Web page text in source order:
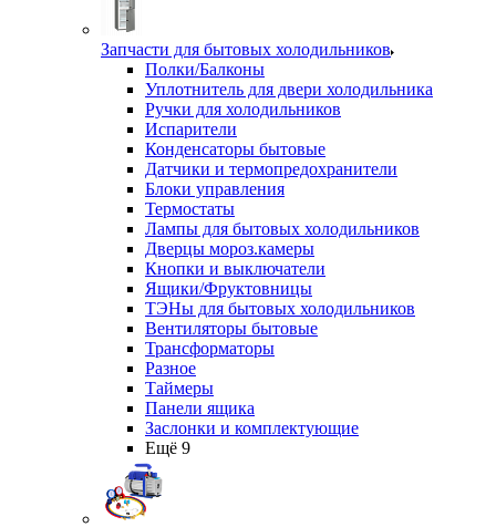
Запчасти для бытовых холодильников
Полки/Балконы
Уплотнитель для двери холодильника
Ручки для холодильников
Испарители
Конденсаторы бытовые
Датчики и термопредохранители
Блоки управления
Термостаты
Лампы для бытовых холодильников
Дверцы мороз.камеры
Кнопки и выключатели
Ящики/Фруктовницы
ТЭНы для бытовых холодильников
Вентиляторы бытовые
Трансформаторы
Разное
Таймеры
Панели ящика
Заслонки и комплектующие
Ещё 9